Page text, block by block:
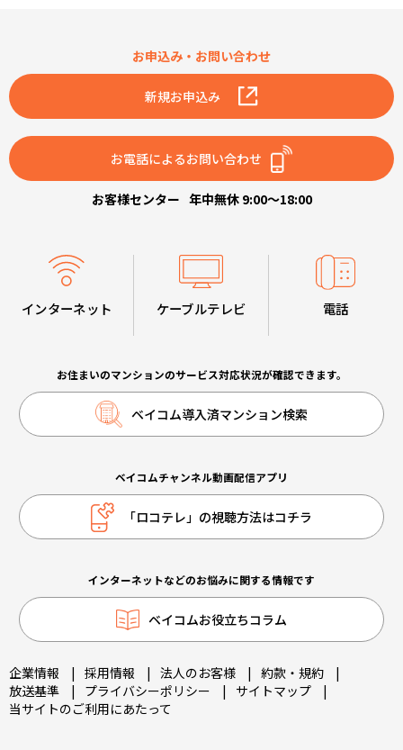
お申込み・お問い合わせ
新規お申込み
お電話によるお問い合わせ
お客様センター 年中無休 9:00～18:00
インターネット ケーブルテレビ 電話
お住まいのマンションのサービス対応状況が確認できます。
ベイコム導入済マンション検索
ベイコムチャンネル動画配信アプリ
「ロコテレ」の視聴方法はコチラ
インターネットなどのお悩みに関する情報です
ベイコムお役立ちコラム
企業情報 | 採用情報 | 法人のお客様 | 約款・規約
|
放送基準
| プライバシーポリシー | サイトマップ
|
当サイトのご利用にあたって